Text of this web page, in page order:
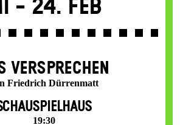
- 24. Feb
VER­SPRECHEN
Friedrich Dürrenmatt
19:30